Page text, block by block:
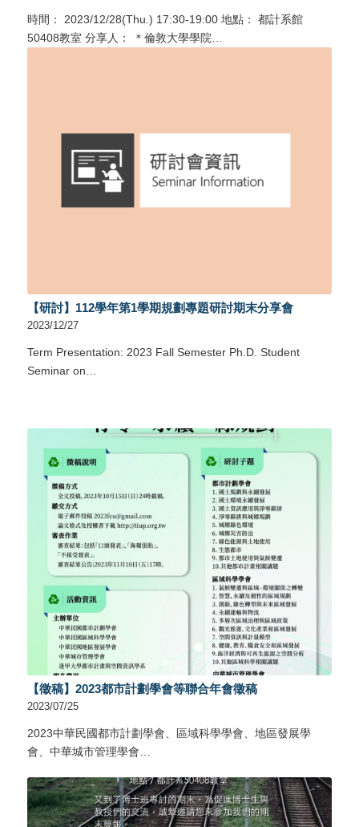
時間： 2023/12/28(Thu.) 17:30-19:00 地點： 都計系館
50408教室 分享人： ＊倫敦大學學院…
【研討】112學年第1學期規劃專題研討期末分享會
2023/12/27
Term Presentation: 2023 Fall Semester Ph.D. Student
Seminar on…
【徵稿】2023都市計劃學會等聯合年會徵稿
2023/07/25
2023中華民國都市計劃學會、區域科學學會、地區發展學
會、中華城市管理學會…